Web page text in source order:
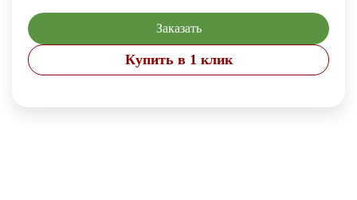
Заказать
Купить в 1 клик